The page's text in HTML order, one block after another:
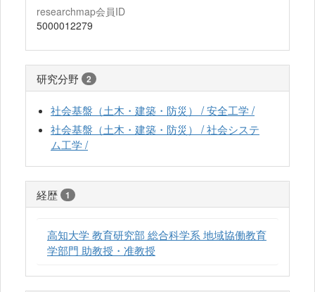
researchmap会員ID
5000012279
研究分野 2
社会基盤（土木・建築・防災） / 安全工学 /
社会基盤（土木・建築・防災） / 社会システ
ム工学 /
経歴 1
高知大学 教育研究部 総合科学系 地域協働教育
学部門 助教授・准教授